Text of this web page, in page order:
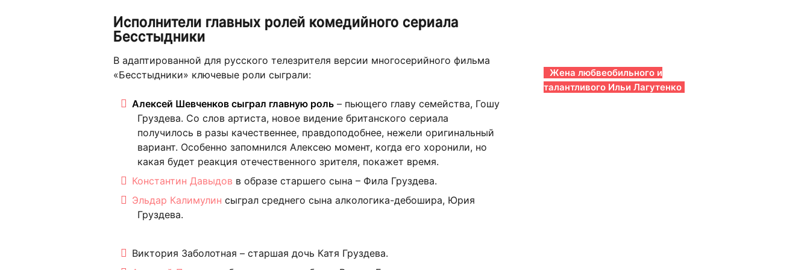
Исполнители главных ролей комедийного сериала
Бесстыдники
В адаптированной для русского телезрителя версии многосерийного фильма
«Бесстыдники» ключевые роли сыграли:
Алексей Шевченков сыграл главную роль – пьющего главу семейства, Гошу
Груздева. Со слов артиста, новое видение британского сериала
получилось в разы качественнее, правдоподобнее, нежели оригинальный
вариант. Особенно запомнился Алексею момент, когда его хоронили, но
какая будет реакция отечественного зрителя, покажет время.
Константин Давыдов в образе старшего сына – Фила Груздева.
Эльдар Калимулин сыграл среднего сына алкологика-дебошира, Юрия
Груздева.
Виктория Заболотная – старшая дочь Катя Груздева.
Жена любвеобильного и
талантливого Ильи Лагутенко